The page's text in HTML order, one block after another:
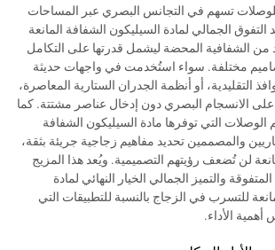
تسهم في التجانس البصري عبر المساحات
التفوق الجمالي لمادة السيليكون الشفافة المانعة
من الشفافية المحضة ليشمل قدرتها على التكامل
مختلفة. سواء استُخدمت في واجهات حديثة
التقليدية، أو أنظمة الجدران الستارية المعاصرة،
على الانسجام البصري دون إدخال عناصر مشتتة. كما
الوصلات التي توفرها مادة السيليكون الشفافة
والمصممين تحديد مفاهيم زجاجية جريئة بثقة،
لن تُضعف رؤيتهم التصميمية. ويُعد هذا المزيج
والتميز الجمالي الخيار النهائي لمادة
للتسرب في الزجاج بالنسبة للتطبيقات التي
الأداء.